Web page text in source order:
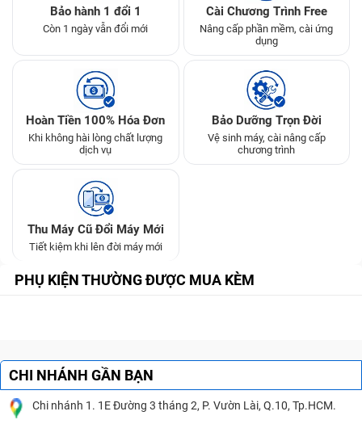
Bảo hành 1 đổi 1
Còn 1 ngày vẫn đổi mới
Cài Chương Trình Free
Nâng cấp phần mềm, cài ứng
dụng
Hoàn Tiền 100% Hóa Đơn
Khi không hài lòng chất lượng
dịch vụ
Bảo Dưỡng Trọn Đời
Vệ sinh máy, cài nâng cấp
chương trình
Thu Máy Cũ Đổi Máy Mới
Tiết kiệm khi lên đời máy mới
PHỤ KIỆN THƯỜNG ĐƯỢC MUA KÈM
CHI NHÁNH GẦN BẠN
Chi nhánh 1. 1E Đường 3 tháng 2, P. Vườn Lài, Q.10, Tp.HCM.